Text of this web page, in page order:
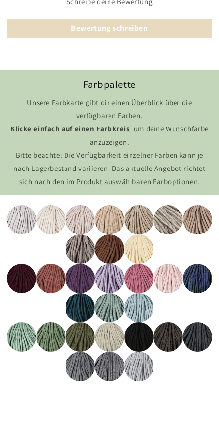
Bewertung schreiben
Farbpalette
Unsere Farbkarte gibt dir einen Überblick über die
verfügbaren Farben.
Klicke einfach auf einen Farbkreis, um deine Wunschfarbe
anzuzeigen.
Bitte beachte: Die Verfügbarkeit einzelner Farben kann je
nach Lagerbestand variieren. Das aktuelle Angebot richtet
sich nach den im Produkt auswählbaren Farboptionen.